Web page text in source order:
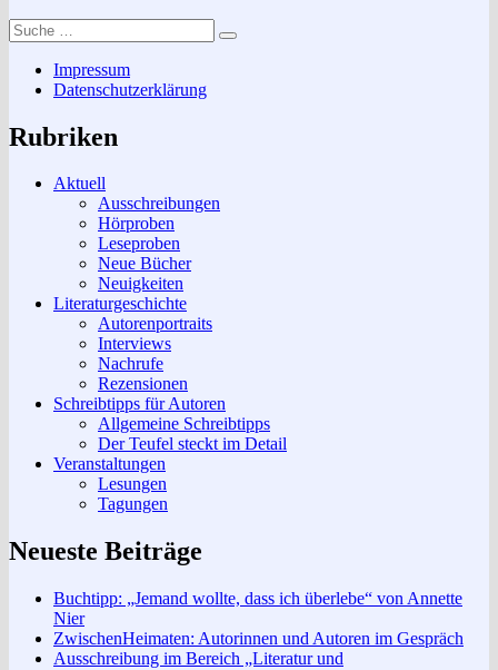
Suche
nach:
Suchen
Impressum
Datenschutzerklärung
Rubriken
Aktuell
Ausschreibungen
Hörproben
Leseproben
Neue Bücher
Neuigkeiten
Literaturgeschichte
Autorenportraits
Interviews
Nachrufe
Rezensionen
Schreibtipps für Autoren
Allgemeine Schreibtipps
Der Teufel steckt im Detail
Veranstaltungen
Lesungen
Tagungen
Neueste Beiträge
Buchtipp: „Jemand wollte, dass ich überlebe“ von Annette
Nier
ZwischenHeimaten: Autorinnen und Autoren im Gespräch
Ausschreibung im Bereich „Literatur und